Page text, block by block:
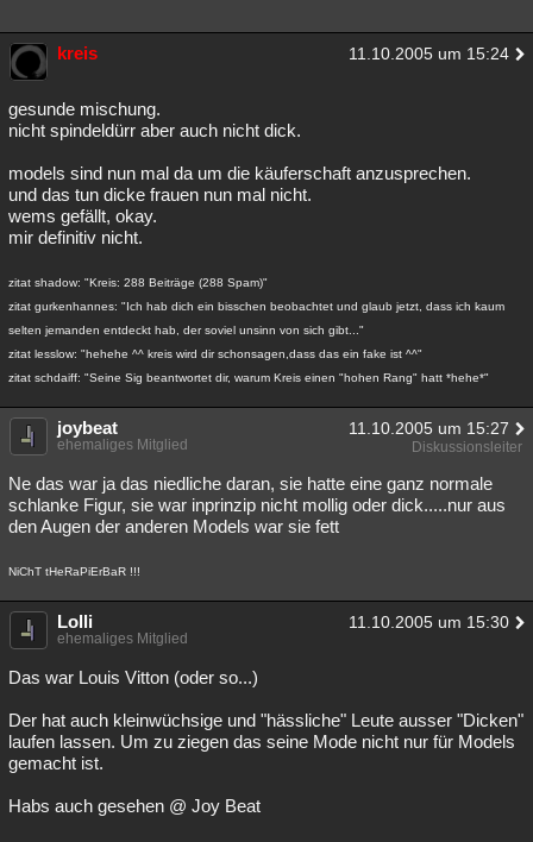
kreis 11.10.2005 um 15:24
gesunde mischung.
nicht spindeldürr aber auch nicht dick.
models sind nun mal da um die käuferschaft anzusprechen.
und das tun dicke frauen nun mal nicht.
wems gefällt, okay.
mir definitiv nicht.
zitat shadow: "Kreis: 288 Beiträge (288 Spam)"
zitat gurkenhannes: "Ich hab dich ein bisschen beobachtet und glaub jetzt, dass ich kaum
selten jemanden entdeckt hab, der soviel unsinn von sich gibt..."
zitat lesslow: "hehehe ^^ kreis wird dir schonsagen,dass das ein fake ist ^^"
zitat schdaiff: "Seine Sig beantwortet dir, warum Kreis einen "hohen Rang" hatt *hehe*"
joybeat 11.10.2005 um 15:27
ehemaliges Mitglied Diskussionsleiter
Ne das war ja das niedliche daran, sie hatte eine ganz normale
schlanke Figur, sie war inprinzip nicht mollig oder dick.....nur aus
den Augen der anderen Models war sie fett
NiChT tHeRaPiErBaR !!!
Lolli 11.10.2005 um 15:30
ehemaliges Mitglied
Das war Louis Vitton (oder so...)
Der hat auch kleinwüchsige und "hässliche" Leute ausser "Dicken"
laufen lassen. Um zu ziegen das seine Mode nicht nur für Models
gemacht ist.
Habs auch gesehen @ Joy Beat